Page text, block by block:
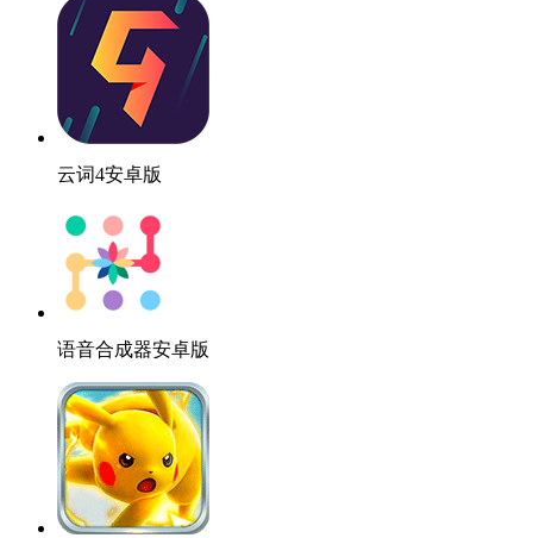
云词4安卓版
语音合成器安卓版